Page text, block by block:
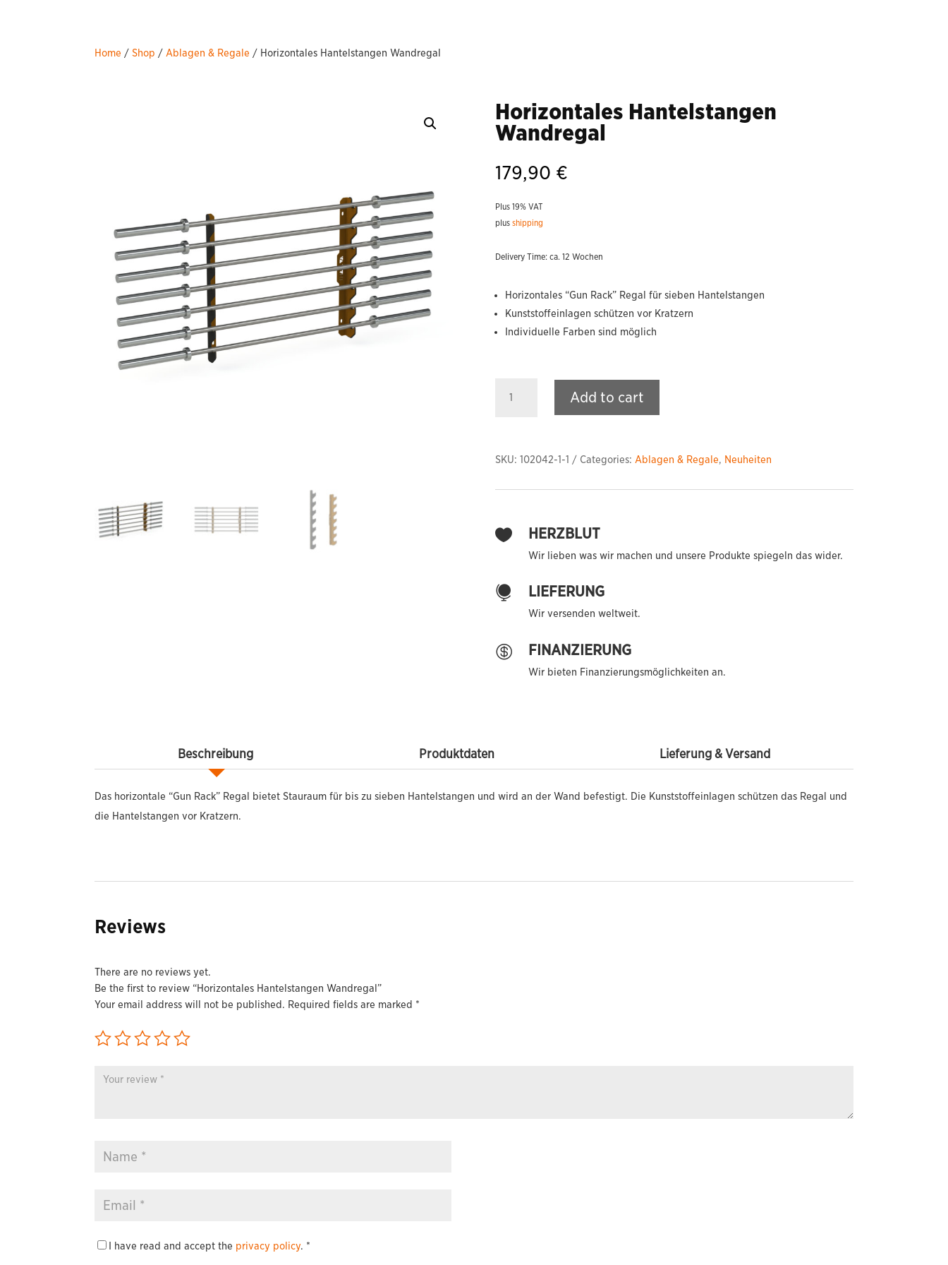
Home /Shop / Ablagen & Regale / Horizontales Hantelstangen Wandregal
Horizontales Hantelstangen
Wandregal
179,90 €
Plus 19% VAT
plus shipping
Delivery Time: ca. 12 Wochen
Horizontales “Gun Rack” Regal für sieben Hantelstangen
Kunststoffeinlagen schützen vor Kratzern
Individuelle Farben sind möglich
Hantelstangen
Add to cart
SKU: 102042-1-1 Categories: Ablagen & Regale, Neuheiten
 HERZBLUT
Wir lieben was wir machen und unsere Produkte spiegeln das wider.
 LIEFERUNG
Wir versenden weltweit.
 FINANZIERUNG
Wir bieten Finanzierungsmöglichkeiten an.
Beschreibung Produktdaten Lieferung & Versand
Das horizontale “Gun Rack” Regal bietet Stauraum für bis zu sieben Hantelstangen und wird an der Wand befestigt. Die Kunststoffeinlagen schützen das Regal und
die Hantelstangen vor Kratzern.
Reviews
There are no reviews yet.
Be the first to review “Horizontales Hantelstangen Wandregal”
Your email address will not be published. Required fields are marked *
I have read and accept the privacy policy. *